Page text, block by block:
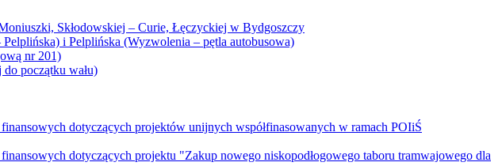
Skłodowskiej – Curie, Łęczyckiej w Bydgoszczy
i Pelplińska (Wyzwolenia – pętla autobusowa)
nr 201)
początku wału)
dotyczących projektów unijnych współfinasowanych w ramach POIiŚ
dotyczących projektu "Zakup nowego niskopodłogowego taboru tramwajowego dla